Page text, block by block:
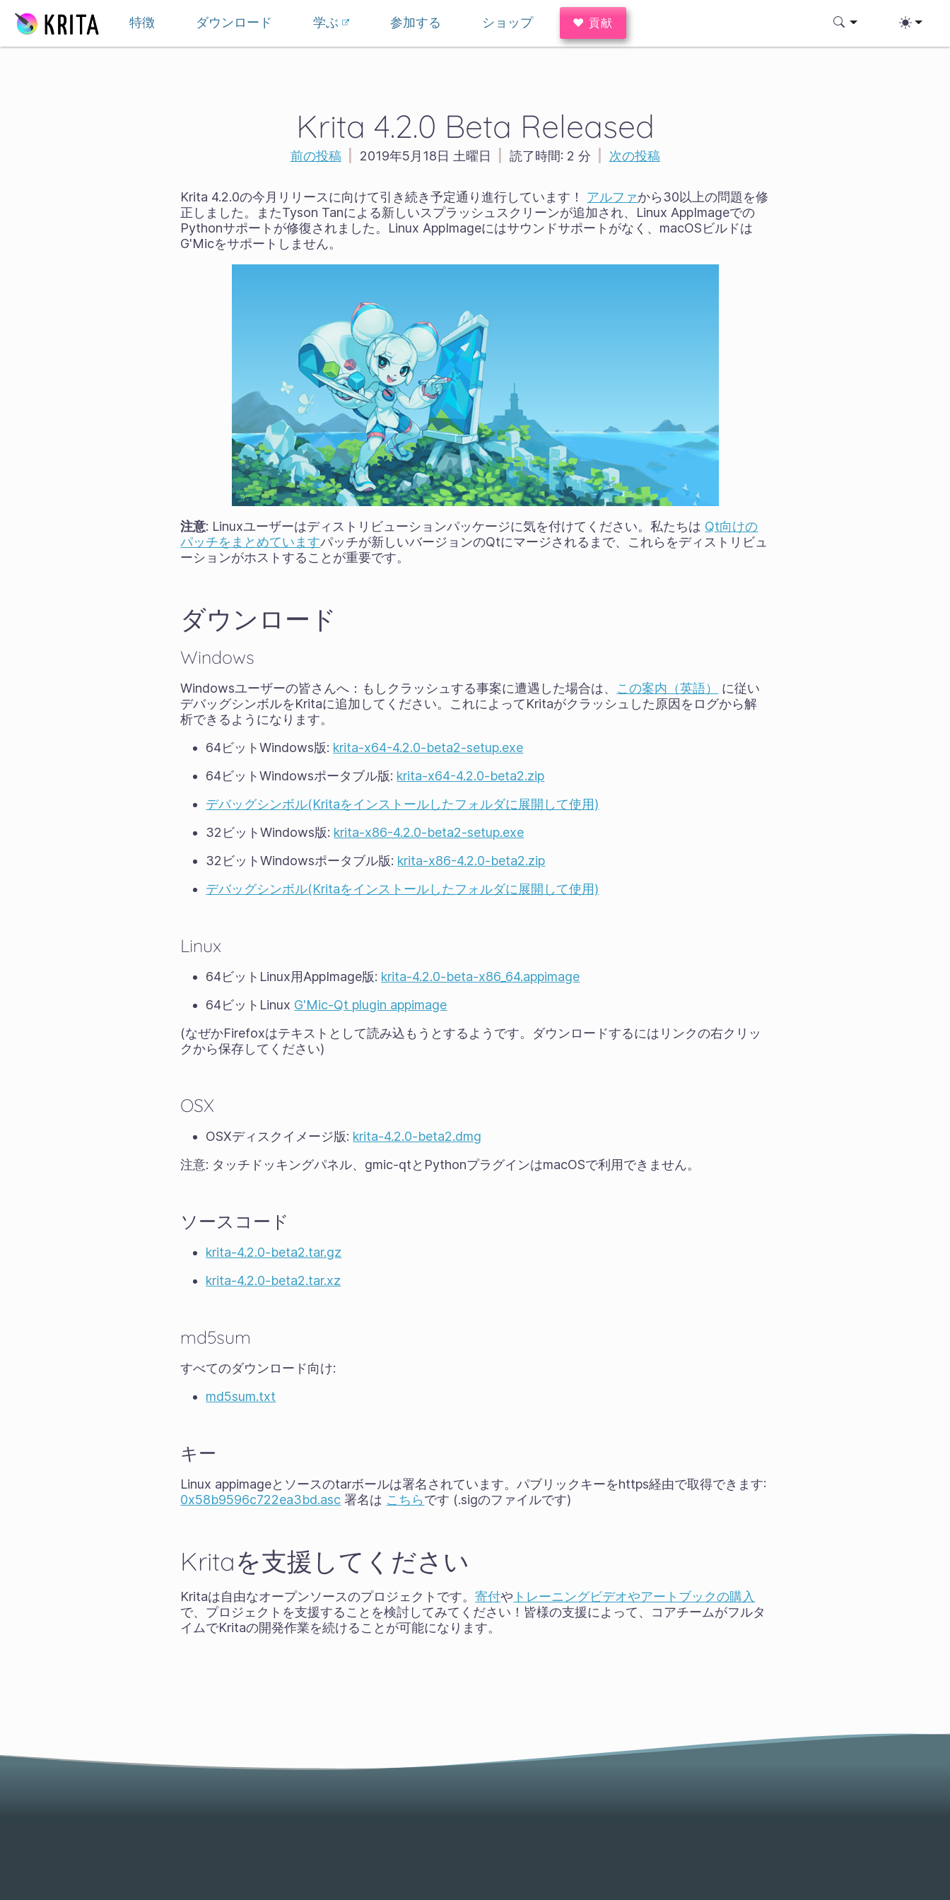
特徴
ダウンロード 学ぶ 参加する ショップ ♥ 貢献
Krita 4.2.0 Beta Released
前の投稿 2019年5月18日 土曜日 読了時間: 2 分 次の投稿
Krita 4.2.0の今月リリースに向けて引き続き予定通り進行しています！ アルファから30以上の問題を修
正しました。またTyson Tanによる新しいスプラッシュスクリーンが追加され、Linux AppImageでの
Pythonサポートが修復されました。Linux AppImageにはサウンドサポートがなく、macOSビルドは
G'Micをサポートしません。
注意: Linuxユーザーはディストリビューションパッケージに気を付けてください。私たちは Qt向けの
パッチをまとめていますパッチが新しいバージョンのQtにマージされるまで、これらをディストリビュ
ーションがホストすることが重要です。
ダウンロード
Windows
Windowsユーザーの皆さんへ：もしクラッシュする事案に遭遇した場合は、 この案内（英語）
に従い
デバッグシンボルをKritaに追加してください。これによってKritaがクラッシュした原因をログから解
析できるようになります。
64ビットWindows版: krita-x64-4.2.0-beta2-setup.exe
64ビットWindowsポータブル版: krita-x64-4.2.0-beta2.zip
デバッグシンボル(Kritaをインストールしたフォルダに展開して使用)
32ビットWindows版: krita-x86-4.2.0-beta2-setup.exe
32ビットWindowsポータブル版: krita-x86-4.2.0-beta2.zip
デバッグシンボル(Kritaをインストールしたフォルダに展開して使用)
Linux
64ビットLinux用AppImage版: krita-4.2.0-beta-x86_64.appimage
64ビットLinux G'Mic-Qt plugin appimage
(なぜかFirefoxはテキストとして読み込もうとするようです。ダウンロードするにはリンクの右クリッ
クから保存してください)
OSX
OSXディスクイメージ版: krita-4.2.0-beta2.dmg
注意: タッチドッキングパネル、gmic-qtとPythonプラグインはmacOSで利用できません。
ソースコード
krita-4.2.0-beta2.tar.gz
krita-4.2.0-beta2.tar.xz
md5sum
すべてのダウンロード向け:
md5sum.txt
キー
Linux appimageとソースのtarボールは署名されています。パブリックキーをhttps経由で取得できます:
0x58b9596c722ea3bd.asc 署名は こちらです (.sigのファイルです)
Kritaを支援してください
Kritaは自由なオープンソースのプロジェクトです。寄付や トレーニングビデオやアートブックの購入
で、プロジェクトを支援することを検討してみてください！皆様の支援によって、コアチームがフルタ
イムでKritaの開発作業を続けることが可能になります。